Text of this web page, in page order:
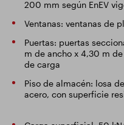
200 mm según EnEV
Ventanas: ventanas de
Puertas: puertas
m de ancho x 4,30 m
de carga
Piso de almacén: losa
acero, con superficie